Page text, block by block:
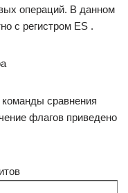
операций. В данном
с регистром ES .
сравнения
флагов приведено